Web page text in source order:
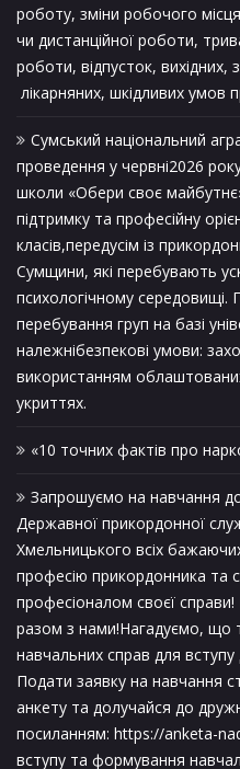
роботу, зміни робочого
чи дистанційної роботи,
роботи, відпусток, вихідних,
лікарняних, шкідливих умов
Сумський національний
проведення у червні2026
школи «Обери своє
підтримку та професійну
класів,передусім із
Сумщини, які перебувають
психологічному
перебування груп на базі
належнібезпекові умови:
використанням
укриттях.
«10 точних фактів про
Запрошуємо на навчання
Державної прикордонної
Хмельницького всіх
професію прикордонника та
професіоналом своєї справи!
разом з нами!Нагадуємо, що
навчальних справ для
Подати заявку на навчання
анкету та долучайся до
посиланням: https://anketa-
вступу та формування